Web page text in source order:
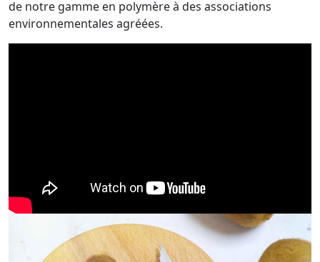
de notre gamme en polymère à des associations
environnementales agréées.